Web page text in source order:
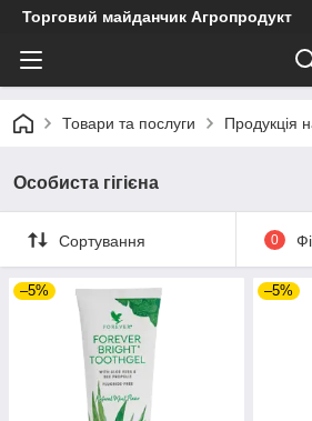
Торговий майданчик Агропродукт
Товари та послуги Продукція
Особиста гігієна
Сортування 0
–5% –5%